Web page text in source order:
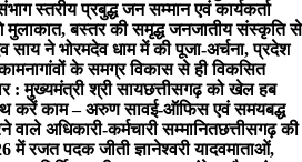
स्तरीय प्रबुद्ध जन सम्मान एवं कार्यकर्ता
मुलाकात, बस्तर की समृद्ध जनजातीय संस्कृति से
साय ने भोरमदेव धाम में की पूजा-अर्चना, प्रदेश
गांवों के समग्र विकास से ही विकसित
: मुख्यमंत्री श्री सायछत्तीसगढ़ को खेल हब
करें काम – अरुण सावई-ऑफिस एवं समयबद्ध
अधिकारी-कर्मचारी सम्मानितछत्तीसगढ़ की
रजत पदक जीती ज्ञानेश्वरी यादवमाताओं,